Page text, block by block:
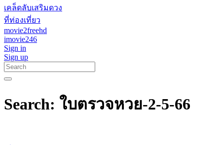
เคล็ดลับเสริมดวง
ที่ท่องเที่ยว
movie2freehd
imovie246
Sign in
Sign up
Search: ใบตรวจหวย-2-5-66